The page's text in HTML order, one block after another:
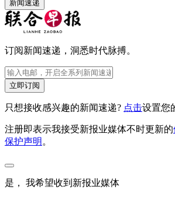
新闻速递
订阅新闻速递，洞悉时代脉搏。
立即订阅
只想接收感兴趣的新闻速递? 点击设置您
注册即表示我接受新报业媒体不时更新的
保护声明 。
是， 我希望收到新报业媒体